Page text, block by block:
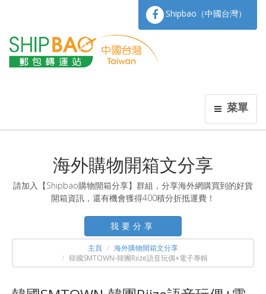
菜單
Shipbao（中國台灣）
海外購物開箱文分享
請加入【Shipbao購物開箱分享】群組，分享海外網購買到的好貨
開箱資訊，還有機會獲得400積分折抵運費！
我要分享
主頁
海外購物開箱文分享
韓國SMTOWN-韓團Riize語音玩偶+電子專輯